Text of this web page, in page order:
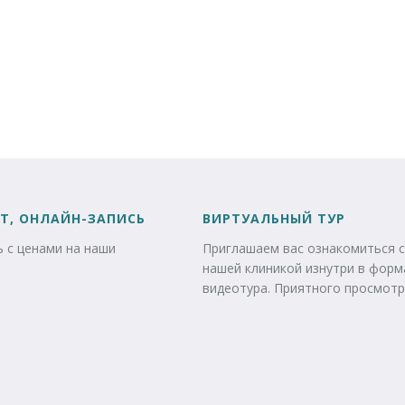
ОНЛАЙН-ЗАПИСЬ
с ценами на наши
ВИРТУАЛЬНЫЙ ТУР
Приглашаем вас ознакомиться с
нашей клиникой изнутри в
видеотура. Приятного